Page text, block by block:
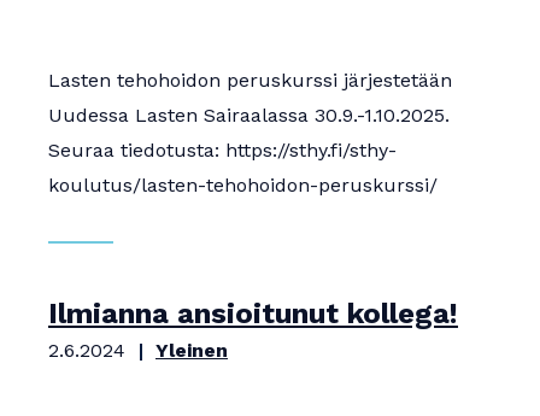
Lasten tehohoidon peruskurssi järjestetään
Uudessa Lasten Sairaalassa 30.9.-1.10.2025.
Seuraa tiedotusta: https://sthy.fi/sthy-
koulutus/lasten-tehohoidon-peruskurssi/
Ilmianna ansioitunut kollega!
2.6.2024 Yleinen